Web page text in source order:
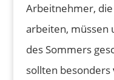
Arbeitnehmer,
arbeiten, müssen
des Sommers
sollten besonders